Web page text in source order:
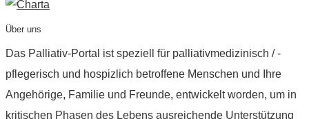
Über uns
Das Palliativ-Portal ist speziell für palliativmedizinisch / -
pflegerisch und hospizlich betroffene Menschen und Ihre
Angehörige, Familie und Freunde, entwickelt worden, um in
kritischen Phasen des Lebens ausreichende Unterstützung